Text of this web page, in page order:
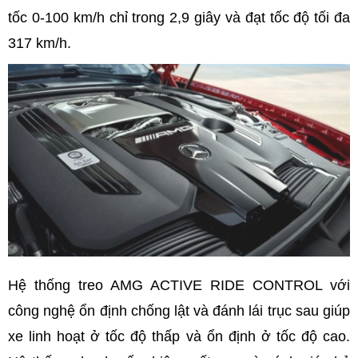
tốc 0-100 km/h chỉ trong 2,9 giây và đạt tốc độ tối đa
317 km/h.
Hệ thống treo AMG ACTIVE RIDE CONTROL với
công nghệ ổn định chống lật và đánh lái trục sau giúp
xe linh hoạt ở tốc độ thấp và ổn định ở tốc độ cao.